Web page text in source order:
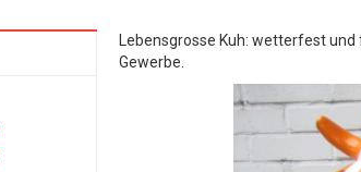
Lebensgrosse Kuh: wetterfest
Gewerbe.